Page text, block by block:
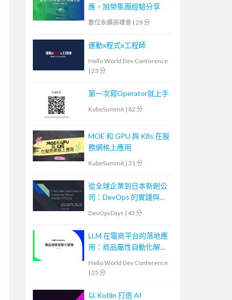
應，旭榮集團經驗分享
數位永續高峰會 | 29 分
運動x程式x工程師
Hello World Dev Conference
| 23 分
第一次寫Operator就上手
KubeSummit | 82 分
MOE 和 GPU 與 K8s 在服
務網格上應用
KubeSummit | 31 分
從全球企業到日本新創公
司：DevOps 的實踐與調
DevOpsDays | 43 分
LLM 在電商平台的落地應
用：商品屬性自動化解決
Hello World Dev Conference
| 25 分
以 Kotlin 打造 AI